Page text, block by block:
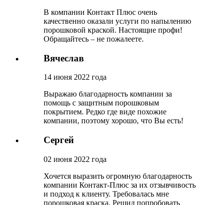
В компании Контакт Плюс очень
качественно оказали услуги по напылению
порошковой краской. Настоящие профи!
Обращайтесь – не пожалеете.
Вячеслав
14 июня 2022 года
Выражаю благодарность компании за
помощь с защитным порошковым
покрытием. Редко где виде похожие
компании, поэтому хорошо, что Вы есть!
Сергей
02 июня 2022 года
Хочется выразить огромную благодарность
компании Контакт-Плюс за их отзывчивость
и подход к клиенту. Требовалась мне
порошковая краска. Решил попробовать